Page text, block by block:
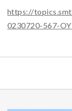
https://
0230720-567-